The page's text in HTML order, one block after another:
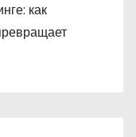
как